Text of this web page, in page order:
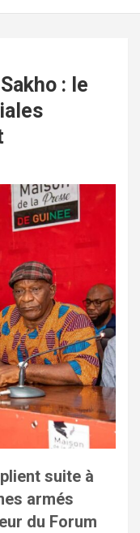
: le
suite à
armés
du Forum